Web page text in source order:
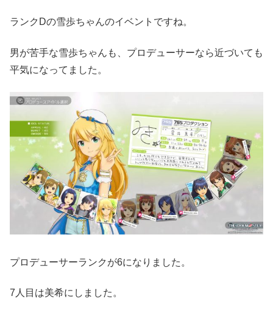
ランクDの雪歩ちゃんのイベントですね。
男が苦手な雪歩ちゃんも、プロデューサーなら近づいても
平気になってました。
プロデューサーランクが6になりました。
7人目は美希にしました。